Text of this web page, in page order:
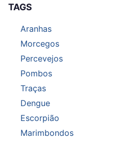
TAGS
Aranhas
Morcegos
Percevejos
Pombos
Traças
Dengue
Escorpião
Marimbondos